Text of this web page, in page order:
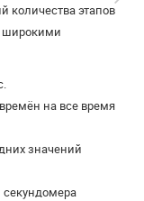
этапов
широкими
на все время
значений